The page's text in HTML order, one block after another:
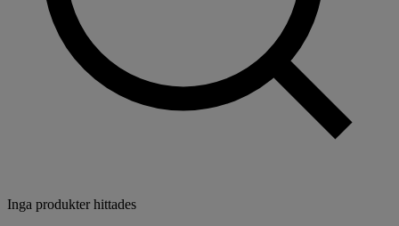
Inga produkter hittades